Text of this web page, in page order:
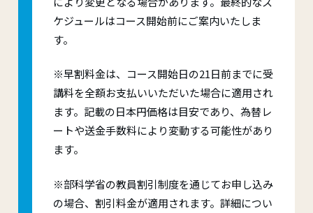
ケジュールはコース開始前にご案内いたしま
す。
※早割料金は、コース開始日の21日前までに受
講料を全額お支払いいただいた場合に適用され
ます。記載の日本円価格は目安であり、為替レ
ートや送金手数料により変動する可能性があり
ます。
※部科学省の教員割引制度を通じてお申し込み
の場合、割引料金が適用されます。詳細につい